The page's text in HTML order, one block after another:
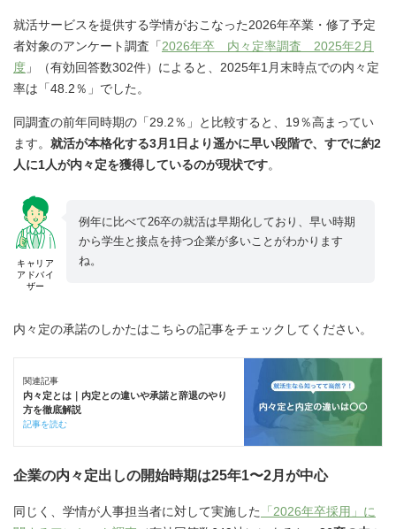
就活サービスを提供する学情がおこなった2026年卒業・修了予定
者対象のアンケート調査「2026年卒 内々定率調査 2025年2月
度 」（有効回答数302件）によると、2025年1月末時点での内々定
率は「48.2％」でした。
同調査の前年同時期の「29.2％」と比較すると、19％高まってい
ます。 就活が本格化する3月1日より遥かに早い段階で、すでに約2
人に1人が内々定を獲得しているのが現状です。
キャリア
アドバイ
ザー
例年に比べて26卒の就活は早期化しており、早い時期
から学生と接点を持つ企業が多いことがわかります
ね。
内々定の承諾のしかたはこちらの記事をチェックしてください。
関連記事
内々定とは｜内定との違いや承諾と辞退のやり
方を徹底解説
記事を読む
企業の内々定出しの開始時期は25年1〜2月が中心
同じく、学情が人事担当者に対して実施した
「2026年卒採用」に